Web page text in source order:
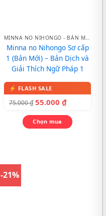
MINNA NO NIHONGO - BẢN MỚI
Minna no Nihongo Sơ cấp
1 (Bản Mới) – Bản Dịch và
Giải Thích Ngữ Pháp 1
75.000₫ 55.000 ₫
Chọn mua
-21%